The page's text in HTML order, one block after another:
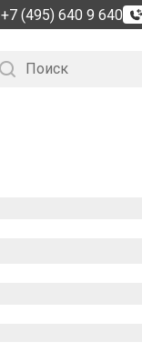
+7 (495) 640 9 640